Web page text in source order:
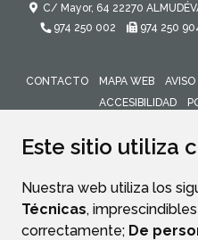
Este sitio utiliza
Nuestra web utiliza los
Técnicas,
correctamente; De
C/ Mayor, 64 22270
974 250 002
974 250
CONTACTO MAPA WEB AVISO
ACCESIBILIDAD